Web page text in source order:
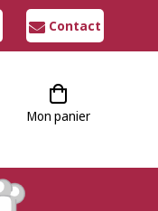
Mon panier
Contact